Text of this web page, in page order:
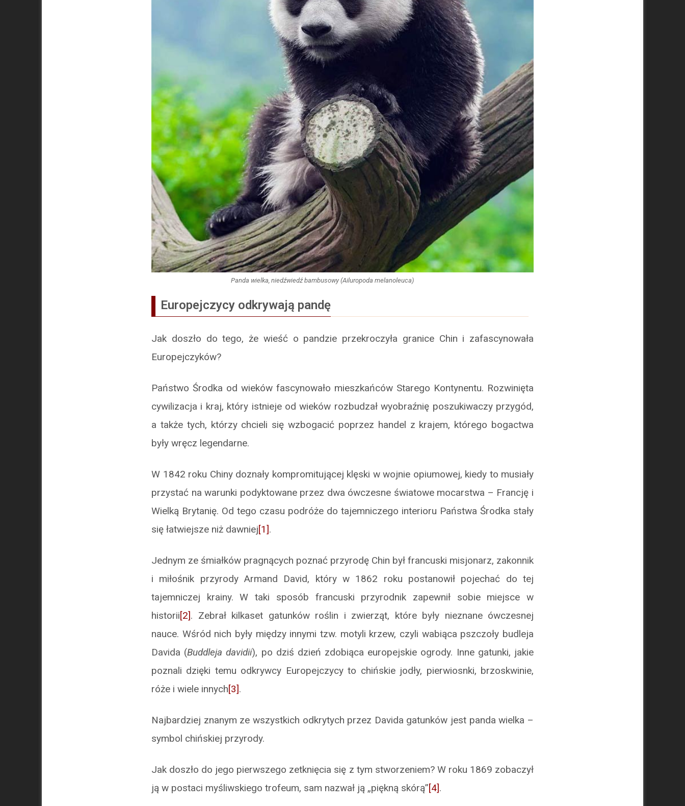
Panda wielka, niedźwiedź bambusowy (Ailuropoda melanoleuca)
Europejczycy odkrywają pandę
Jak doszło do tego, że wieść o pandzie przekroczyła granice Chin i zafascynowała
Europejczyków?
Państwo Środka od wieków fascynowało mieszkańców Starego Kontynentu. Rozwinięta
cywilizacja i kraj, który istnieje od wieków rozbudzał wyobraźnię poszukiwaczy przygód,
a także tych, którzy chcieli się wzbogacić poprzez handel z krajem, którego bogactwa
były wręcz legendarne.
W 1842 roku Chiny doznały kompromitującej klęski w wojnie opiumowej, kiedy to musiały
przystać na warunki podyktowane przez dwa ówczesne światowe mocarstwa – Francję i
Wielką Brytanię. Od tego czasu podróże do tajemniczego interioru Państwa Środka stały
się łatwiejsze niż dawniej[1].
Jednym ze śmiałków pragnących poznać przyrodę Chin był francuski misjonarz, zakonnik
i miłośnik przyrody Armand David, który w 1862 roku postanowił pojechać do tej
tajemniczej krainy. W taki sposób francuski przyrodnik zapewnił sobie miejsce w
historii[2]. Zebrał kilkaset gatunków roślin i zwierząt, które były nieznane ówczesnej
nauce. Wśród nich były między innymi tzw. motyli krzew, czyli wabiąca pszczoły budleja
Davida (Buddleja davidii), po dziś dzień zdobiąca europejskie ogrody. Inne gatunki, jakie
poznali dzięki temu odkrywcy Europejczycy to chińskie jodły, pierwiosnki, brzoskwinie,
róże i wiele innych[3].
Najbardziej znanym ze wszystkich odkrytych przez Davida gatunków jest panda wielka –
symbol chińskiej przyrody.
Jak doszło do jego pierwszego zetknięcia się z tym stworzeniem? W roku 1869 zobaczył
ją w postaci myśliwskiego trofeum, sam nazwał ją „piękną skórą”[4].